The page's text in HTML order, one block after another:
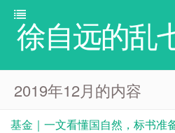
徐自远的乱
2019年12月的内容
基金｜一文看懂国自然，标书准